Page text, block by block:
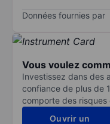
Données fournies par
Vous voulez
Investissez dans des
confiance de plus de
comporte des
Ouvrir un